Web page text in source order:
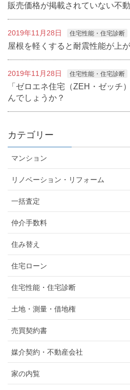
販売価格が掲載されていない不
2019年11月28日 住宅性能・住宅診断
屋根を軽くすると耐震性能が上
2019年11月28日 住宅性能・住宅診断
「ゼロエネ住宅（ZEH・ゼッチ
んでしょうか？
カテゴリー
マンション
リノベーション・リフォーム
一括査定
仲介手数料
住み替え
住宅ローン
住宅性能・住宅診断
土地・測量・借地権
売買契約書
媒介契約・不動産会社
家の内覧